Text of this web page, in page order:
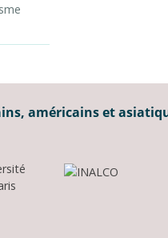
américains et